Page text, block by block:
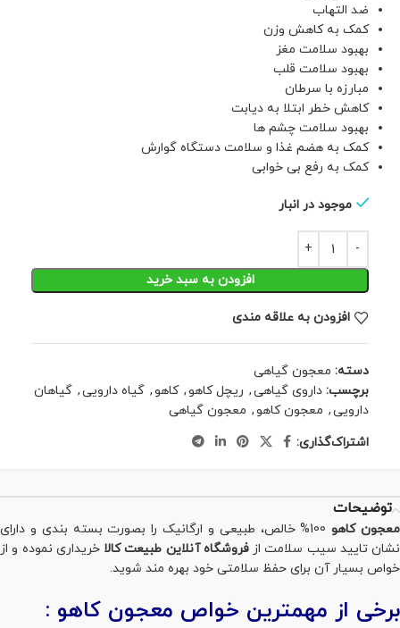
ضد التهاب
کمک به کاهش وزن
بهبود سلامت مغز
بهبود سلامت قلب
مبارزه با سرطان
کاهش خطر ابتلا به دیابت
بهبود سلامت چشم ها
کمک به هضم غذا و سلامت دستگاه گوارش
کمک به رفع بی خوابی
موجود در انبار
افزودن به سبد خرید
افزودن به علاقه مندی
دسته: معجون گیاهی
برچسب: داروی گیاهی, ریچل کاهو, کاهو, گیاه دارویی, گیاهان
دارویی, معجون کاهو, معجون گیاهی
اشتراک‌گذاری:
توضیحات
معجون کاهو
100% خالص، طبیعی و ارگانیک را بصورت بسته بندی و دارای
نشان تایید سیب سلامت ازفروشگاه آنلاین طبیعت کالا خریداری نموده و از
خواص بسیار آن برای حفظ سلامتی خود بهره مند شوید.
برخی از مهمترین خواص معجون کاهو :